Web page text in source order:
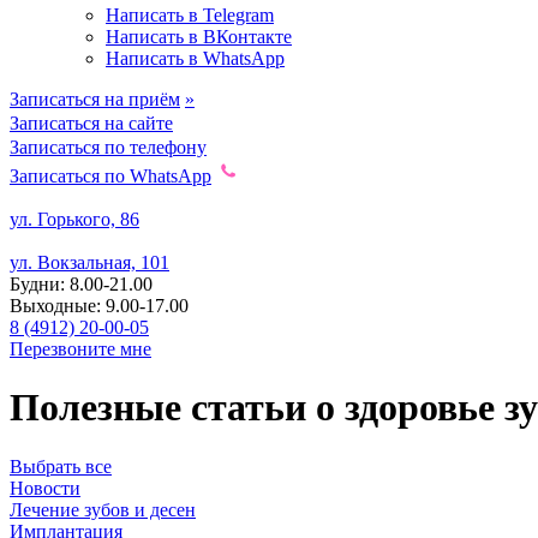
Написать в Telegram
Написать в ВКонтакте
Написать в WhatsApp
Записаться на приём »
Записаться на сайте
Записаться по телефону
Записаться по WhatsApp
ул. Горького, 86
ул. Вокзальная, 101
Будни: 8.00-21.00
Выходные: 9.00-17.00
8 (4912) 20-00-05
Перезвоните мне
Полезные статьи о здоровье
Выбрать все
Новости
Лечение зубов и десен
Имплантация